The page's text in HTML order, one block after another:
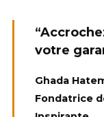
votre
Ghada
Fondatrice